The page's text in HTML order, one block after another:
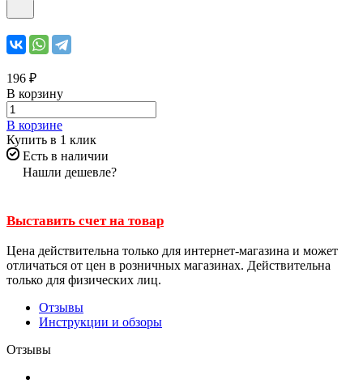
196 ₽
В корзину
В корзине
Купить в 1 клик
Есть в наличии
Нашли дешевле?
Выставить счет на товар
Цена действительна только для интернет-магазина и может
отличаться от цен в розничных магазинах. Действительна
только для физических лиц.
Отзывы
Инструкции и обзоры
Отзывы